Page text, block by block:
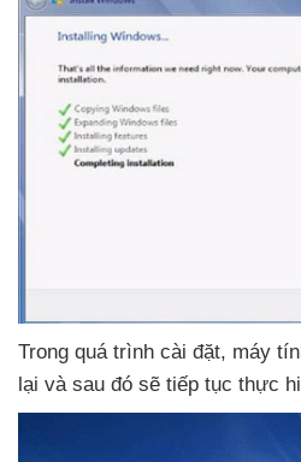
Trong quá trình cài đặt, máy
lại và sau đó sẽ tiếp tục thực